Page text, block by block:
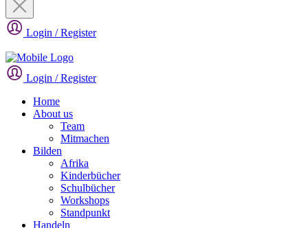
Login / Register
Login / Register
Home
About us
Team
Mitmachen
Bilden
Afrika
Kinderbücher
Schulbücher
Workshops
Standpunkt
Handeln